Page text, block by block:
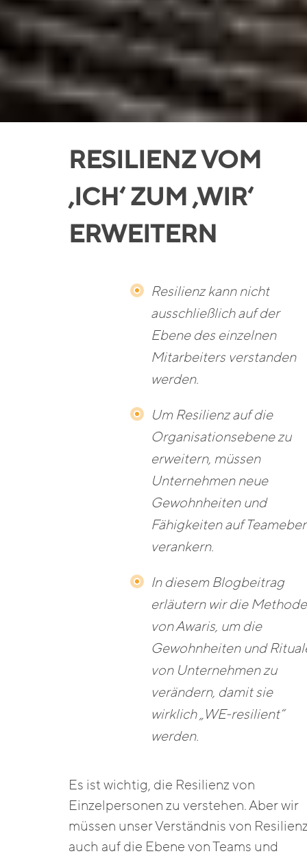
RESILIENZ VOM
‚ICH‘ ZUM ‚WIR‘
ERWEITERN
Resilienz kann nicht
ausschließlich auf der
Ebene des einzelnen
Mitarbeiters verstanden
werden.
Um Resilienz auf die
Organisationsebene zu
erweitern, müssen
Unternehmen neue
Gewohnheiten und
Fähigkeiten auf
verankern.
In diesem Blogbeitrag
erläutern wir die Methode
von Awaris, um die
Gewohnheiten und
von Unternehmen zu
verändern, damit sie
wirklich „WE-resilient“
werden.
Es ist wichtig, die Resilienz von
Einzelpersonen zu verstehen. Aber wir
müssen unser Verständnis von
auch auf die Ebene von Teams und